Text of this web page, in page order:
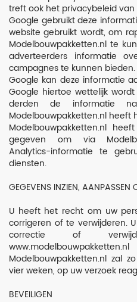
treft ook het privacybeleid
Google gebruikt deze
website gebruikt wordt, om
Modelbouwpakketten.nl te
adverteerders informatie
campagnes te kunnen bieden.
Google kan deze informatie
Google hiertoe wettelijk
derden de informatie
Modelbouwpakketten.nl heeft
Modelbouwpakketten.nl
gegeven om via
Analytics-informatie te
diensten.
GEGEVENS INZIEN, AANPASSEN
U heeft het recht om uw
corrigeren of te verwijderen.
correctie of
www.modelbouwpakketten.nl
Modelbouwpakketten.nl zal
vier weken, op uw verzoek
BEVEILIGEN